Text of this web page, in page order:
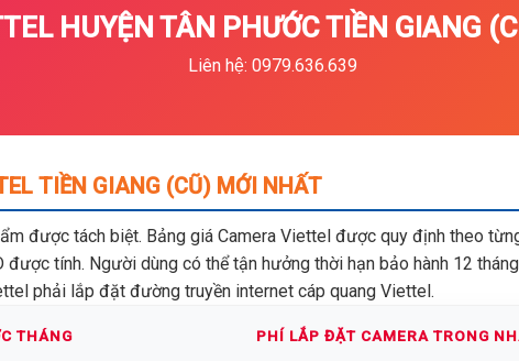
HUYỆN TÂN PHƯỚC TIỀN GIANG
Liên hệ: 0979.636.639
TIỀN GIANG (CŨ) MỚI NHẤT
được tách biệt. Bảng giá Camera Viettel được quy định theo
tính. Người dùng có thể tận hưởng thời hạn bảo hành 12
phải lắp đặt đường truyền internet cáp quang Viettel.
THÁNG PHÍ LẮP ĐẶT CAMERA TRONG